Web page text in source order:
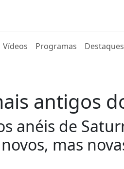
Vídeos Programas Destaques
antigos
anéis de
mas